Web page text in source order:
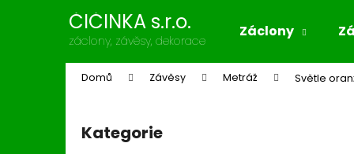
ČIČINKA s.r.o.
záclony, závěsy, dekorace
Záclony
Domů Závěsy Metráž Světle
Přeskočit
kategorie
Kategorie
Zpět
obchodu
Zpět
obchodu